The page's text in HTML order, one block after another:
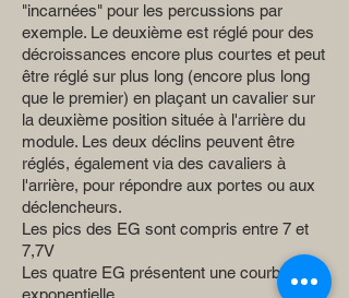
"incarnées" pour les percussions par
exemple. Le deuxième est réglé pour des
décroissances encore plus courtes et peut
être réglé sur plus long (encore plus long
que le premier) en plaçant un cavalier sur
la deuxième position située à l'arrière du
module. Les deux déclins peuvent être
réglés, également via des cavaliers à
l'arrière, pour répondre aux portes ou aux
déclencheurs.
Les pics des EG sont compris entre 7 et
7,7V
Les quatre EG présentent une courbe
exponentielle.